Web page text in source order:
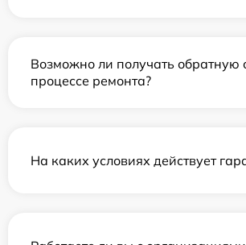
Возможно ли получать обратную
процессе ремонта?
На каких условиях действует